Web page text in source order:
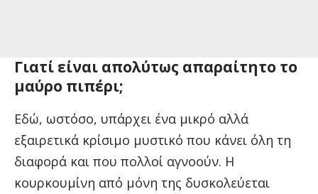
Γιατί είναι απολύτως απαραίτητο το
μαύρο πιπέρι;
Εδώ, ωστόσο, υπάρχει ένα μικρό αλλά
εξαιρετικά κρίσιμο μυστικό που κάνει όλη τη
διαφορά και που πολλοί αγνοούν. Η
κουρκουμίνη από μόνη της δυσκολεύεται